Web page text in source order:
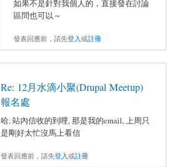
如果不是針對我個人的，直接發在討論
區問也可以～
發表回應前，請先登入或註冊
Re: 12月水滴小聚(Drupal Meetup)
報名處
哈, 站內信收的到哩, 那是我的email, 上周只
是剛好太忙沒馬上看信
發表回應前，請先登入或註冊